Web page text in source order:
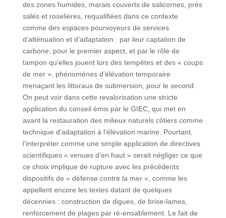
des zones humides, marais couverts de salicornes, prés
salés et roselières, requalifiées dans ce contexte
comme des espaces pourvoyeurs de services
d’atténuation et d’adaptation : par leur captation de
carbone, pour le premier aspect, et par le rôle de
tampon qu’elles jouent lors des tempêtes et des « coups
de mer », phénomènes d’élévation temporaire
menaçant les littoraux de submersion, pour le second.
On peut voir dans cette revalorisation une stricte
application du conseil émis par le GIEC, qui met en
avant la restauration des milieux naturels côtiers comme
technique d’adaptation à l’élévation marine. Pourtant,
l’interpréter comme une simple application de directives
scientifiques « venues d’en haut » serait négliger ce que
ce choix implique de rupture avec les précédents
dispositifs de « défense contre la mer », comme les
appellent encore les textes datant de quelques
décennies : construction de digues, de brise-lames,
renforcement de plages par ré-ensablement. Le fait de